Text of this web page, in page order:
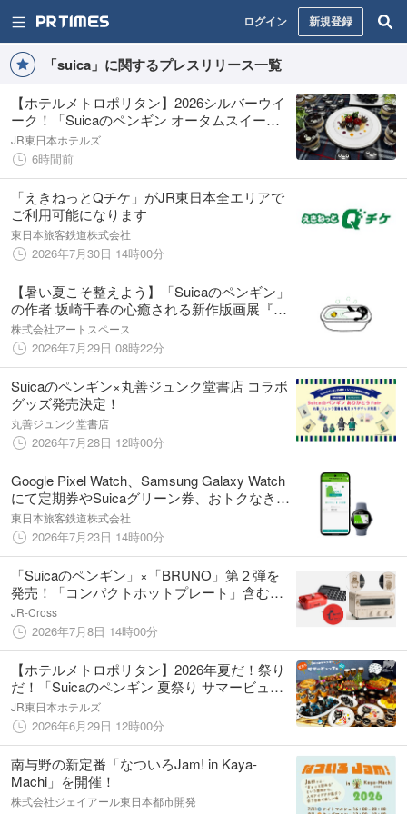
ログイン 新規登録
「suica」に関するプレスリリース一覧
【ホテルメトロポリタン】2026シルバーウイ
ーク！「Suicaのペンギン オータムスイーツ
ビュッフェ」開催
JR東日本ホテルズ
6時間前
「えきねっとQチケ」がJR東日本全エリアで
ご利用可能になります
東日本旅客鉄道株式会社
2026年7月30日 14時00分
【暑い夏こそ整えよう】「Suicaのペンギン」
の作者 坂崎千春の心癒される新作版画展『ハ
ピネス ペンギン』展が、丸善・丸の内本店で
本日より開催！セルフケアにぴったりなグッ
ズも整いました。
株式会社アートスペース
2026年7月29日 08時22分
Suicaのペンギン×丸善ジュンク堂書店 コラボ
グッズ発売決定！
丸善ジュンク堂書店
2026年7月28日 12時00分
Google Pixel Watch、Samsung Galaxy Watch
にて定期券やSuicaグリーン券、おトクなきっ
ぷが便利にご利用できるようになります！
東日本旅客鉄道株式会社
2026年7月23日 14時00分
「Suicaのペンギン」×「BRUNO」第２弾を
発売！「コンパクトホットプレート」含む人
気キッチン家電３種が登場！
JR-Cross
2026年7月8日 14時00分
【ホテルメトロポリタン】2026年夏だ！祭り
だ！「Suicaのペンギン 夏祭り サマービュッ
フェ」今年も開催
JR東日本ホテルズ
2026年6月29日 12時00分
南与野の新定番「なついろJam! in Kaya-
Machi」を開催！
株式会社ジェイアール東日本都市開発